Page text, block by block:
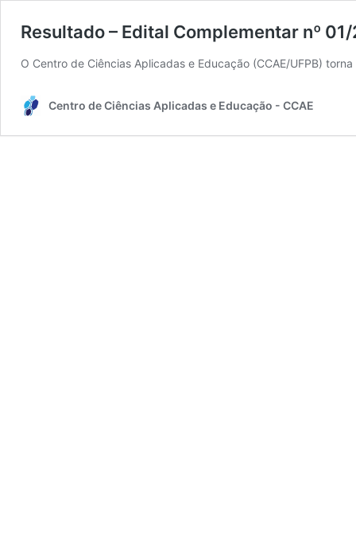
Resultado – Edital Complementar nº
O Centro de Ciências Aplicadas e Educação (CCAE/UFPB)
Centro de Ciências Aplicadas e Educação - CCAE